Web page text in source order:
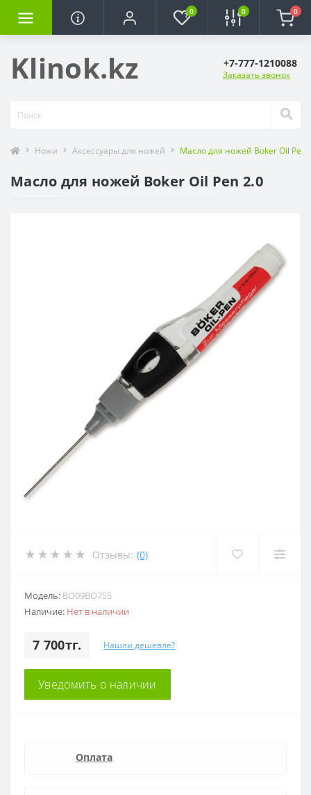
0 0 0
Klinok.kz +7-777-1210088
Заказать звонок
Ножи Аксессуары для ножей Масло для ножей Boker Oil Pen
Масло для ножей Boker Oil Pen 2.0
Отзывы: (0)
Модель: BO09BO755
Наличие: Нет в наличии
7 700тг. Нашли дешевле?
Уведомить о наличии
Оплата